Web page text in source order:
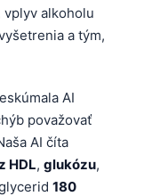
alkoholu
a tým,
AI
považovať
AI číta
HDL, glukózu,
180